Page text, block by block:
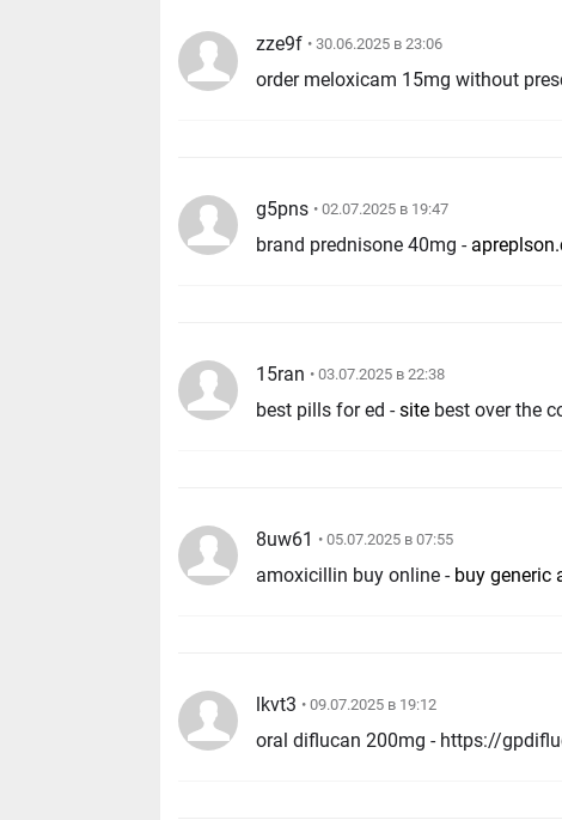
zze9f • 30.06.2025 в 23:06
order meloxicam 15mg without
g5pns • 02.07.2025 в 19:47
brand prednisone 40mg -
15ran • 03.07.2025 в 22:38
best pills for ed -site best over the
8uw61 • 05.07.2025 в 07:55
amoxicillin buy online - buy generic
lkvt3 • 09.07.2025 в 19:12